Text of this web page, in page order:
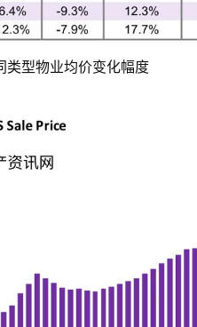
类型物业均价变化幅度